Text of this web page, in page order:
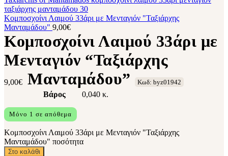
Κομποσχοίνι Λαιμού 33άρι με Μενταγιόν "Ταξιάρχης
Μανταμάδου" 9,00€
Κομποσχοίνι Λαιμού 33άρι με
Μενταγιόν “Ταξιάρχης
Μανταμάδου”
9,00€ Κωδ: byz01942
Βάρος 0,040 κ.
Μόνο 1 σε απόθεμα
Κομποσχοίνι Λαιμού 33άρι με Μενταγιόν "Ταξιάρχης
Μανταμάδου" ποσότητα
Στο καλάθι